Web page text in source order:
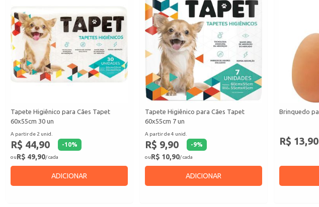
Tapete Higiênico para Cães Tapet
60x55cm 30 un
A partir de 2 unid.
R$ 44,90 -10%
ouR$ 49,90/ cada
ADICIONAR
Tapete Higiênico para Cães Tapet
60x55cm 7 un
A partir de 4 unid.
R$ 9,90 -9%
ouR$ 10,90/ cada
ADICIONAR
Brinquedo
R$ 13,90